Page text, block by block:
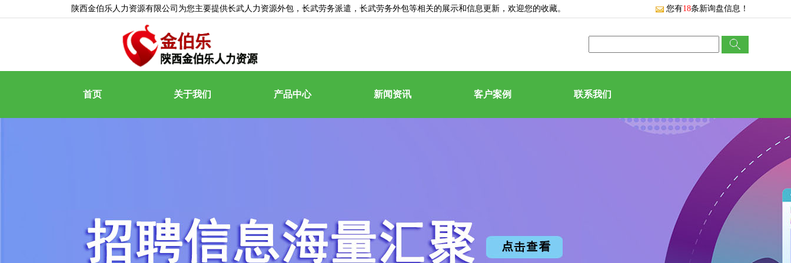
陕西金伯乐人力资源有限公司为您主要提供长武人力资源外包 ，长武劳务派遣，长武劳务外包等相关的展示和信息更新，欢迎您的收藏。 您有18条新询盘信息！
首页 关于我们 产品中心 新闻资讯 客户案例 联系我们